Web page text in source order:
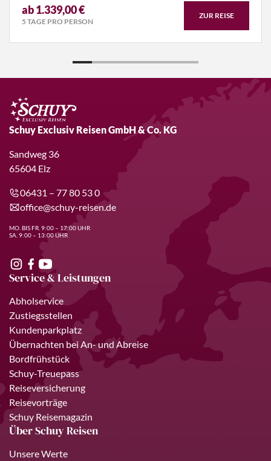
ab 1.339,00 €
5 TAGE PRO PERSON
ZUR REISE
Schuy Exclusiv Reisen GmbH & Co. KG
Sandweg 36
65604 Elz
06431 – 77 80 53 0
office@schuy-reisen.de
MO. BIS FR. 9:00 – 17:00 UHR
SA. 9:00 – 13:00 UHR
Service & Leistungen
Abholservice
Zustiegsstellen
Kundenparkplatz
Übernachten bei An- und Abreise
Bordfrühstück
Schuy-Treuepass
Reiseversicherung
Reisevorträge
Schuy Reisemagazin
Über Schuy Reisen
Unsere Werte